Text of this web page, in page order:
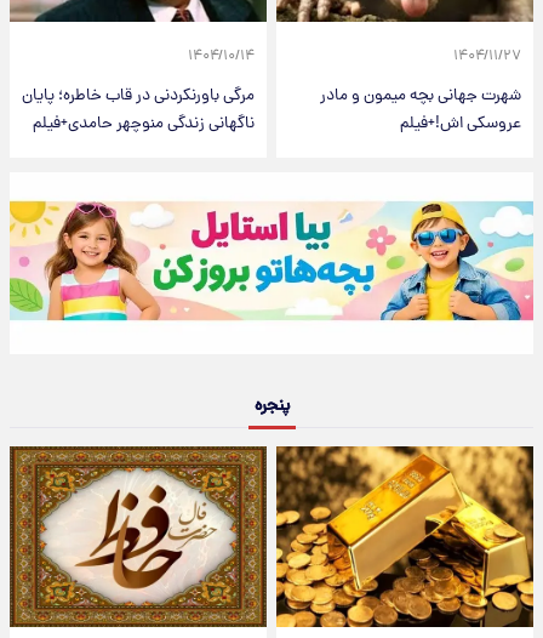
۱۴۰۴/۱۱/۲۷
شهرت جهانی بچه میمون و مادر
عروسکی اش!+فیلم
۱۴۰۴/۱۰/۱۴
مرگی باورنکردنی در قاب خاطره؛ پایان
ناگهانی زندگی منوچهر حامدی+فیلم
پنجره